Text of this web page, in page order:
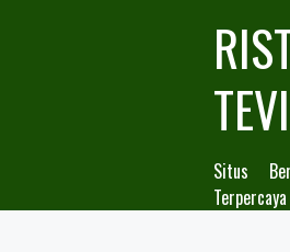
Situs
Terpercaya